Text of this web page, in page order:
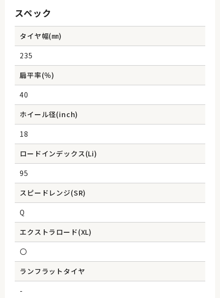
スペック
タイヤ幅(㎜)
235
扁平率(％)
40
ホイール径(inch)
18
ロードインデックス(Li)
95
スピードレンジ(SR)
Q
エクストラロード(XL)
〇
ランフラットタイヤ
-